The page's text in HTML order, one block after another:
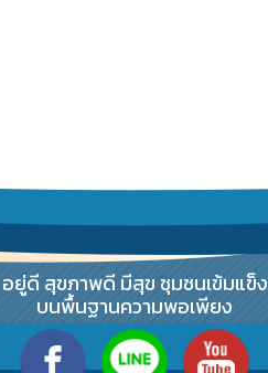
อยู่ดี​ สุขภาพดี​ มีสุข​ ชุมชนเข้มแข็ง​
บนพื้นฐานความพอเพียง​